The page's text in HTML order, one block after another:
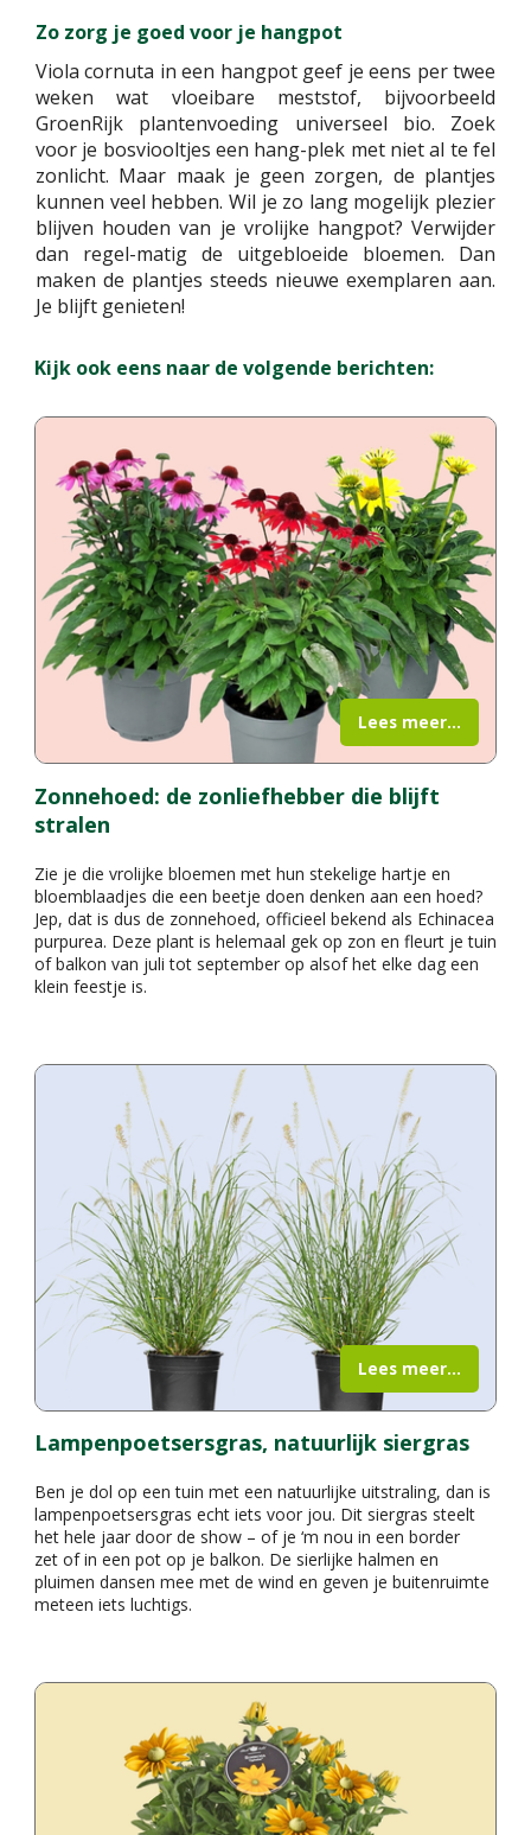
Zo zorg je goed voor je hangpot
Viola cornuta in een hangpot geef je eens per twee
weken wat vloeibare meststof, bijvoorbeeld
GroenRijk plantenvoeding universeel bio. Zoek
voor je bosviooltjes een hang-plek met niet al te fel
zonlicht. Maar maak je geen zorgen, de plantjes
kunnen veel hebben. Wil je zo lang mogelijk plezier
blijven houden van je vrolijke hangpot? Verwijder
dan regel-matig de uitgebloeide bloemen. Dan
maken de plantjes steeds nieuwe exemplaren aan.
Je blijft genieten!
Kijk ook eens naar de volgende berichten:
Zonnehoed: de zonliefhebber die blijft
stralen
Zie je die vrolijke bloemen met hun stekelige hartje en
bloemblaadjes die een beetje doen denken aan een hoed?
Jep, dat is dus de zonnehoed, officieel bekend als Echinacea
purpurea. Deze plant is helemaal gek op zon en fleurt je tuin
of balkon van juli tot september op alsof het elke dag een
klein feestje is.
Lees meer...
Lampenpoetsersgras, natuurlijk siergras
Ben je dol op een tuin met een natuurlijke uitstraling, dan is
lampenpoetsersgras echt iets voor jou. Dit siergras steelt
het hele jaar door de show – of je ‘m nou in een border
zet of in een pot op je balkon. De sierlijke halmen en
pluimen dansen mee met de wind en geven je buitenruimte
meteen iets luchtigs.
Lees meer...